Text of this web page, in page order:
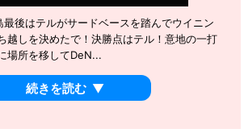
最後はテルがサードベースを踏んでウイニン
越しを決めたで！決勝点はテル！意地の一打
場所を移してDeN...
続きを読む ▼